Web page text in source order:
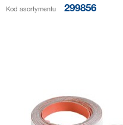
Kod asortymentu 299856